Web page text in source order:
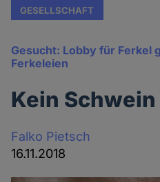
GESELLSCHAFT
Gesucht: Lobby für Ferkel
Ferkeleien
Kein
Falko Pietsch
16.11.2018